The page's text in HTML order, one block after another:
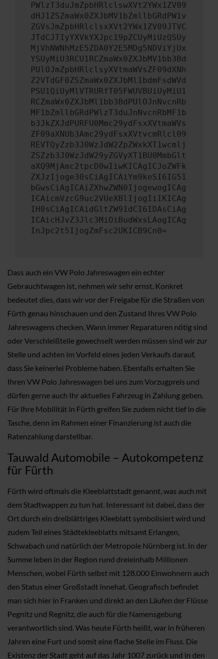
PWlzT3duJmZpbHRlclswXVt2YWx1ZV09
dHJ1ZSZmaWx0ZXJbMV1bZmllbGRdPW1v
ZGVsJmZpbHRlclsxXVt2YWx1ZV09JTVC
JTdCJTIyYXVkYXJpc19pZCUyMiUzQSUy
MjVhNWNhMzE5ZDA0Y2E5MDg5NDViYjUx
YSUyMiU3RCU1RCZmaWx0ZXJbMV1bb3Bd
PUlOJmZpbHRlclsyXVtmaWVsZF09dXNh
Z2VTdGF0ZSZmaWx0ZXJbMl1bdmFsdWVd
PSU1QiUyMlVTRURfT05FWUVBUiUyMiU1
RCZmaWx0ZXJbMl1bb3BdPUlOJnNvcnRb
MF1bZmllbGRdPWlzT3duJnNvcnRbMF1b
b3JkZXJdPURFU0Mmc29ydFsxXVtmaWVs
ZF09aXNUb3Amc29ydFsxXVtvcmRlcl09
REVTQyZzb3J0WzJdW2ZpZWxkXT1wcmlj
ZSZzb3J0WzJdW29yZGVyXT1BU0MmbGlt
aXQ9MjAmc2tpcD0wIiwKICAgICJoZWFk
ZXJzIjoge30sCiAgICAiYm9keSI6IG51
bGwsCiAgICAiZXhwZWN0IjogewogICAg
ICAicmVzcG9uc2VUeXBlIjogIiIKICAg
IH0sCiAgICAidGltZW91dCI6IDAsCiAg
ICAicHJvZ3Jlc3MiOiBudWxsLAogICAg
InJpc2t5IjogZmFsc2UKICB9Cn0=
Dass auch ein VW Polo Jahreswagen ein echter
Gebrauchtwagen ist, nehmen wir sehr ernst. Konkret
bedeutet dies, dass wir vor der Freigabe für die Straßen von
Fürth genau hinschauen und den Zustand Ihres VW Polo
Jahreswagens checken. Wann immer Reparaturen nötig sind
oder Verschleißteile gewechselt werden müssen sind wir zur
Stelle und achten im Vorfeld eines jeden Verkaufs darauf,
dass Sie keinerlei Probleme haben. Ebenfalls erhalten Sie
Ihren VW Polo Jahreswagen bei uns zum Vorzugpreis und
dürfen gerne auch Ihr aktuelles Fahrzeug in Zahlung geben.
Für Ihre Mobilität in Fürth greifen Sie zudem nicht tief in die
Tasche, denn im Rahmen einer Finanzierung ist auch die
Ratenzahlung darstellbar.
Tauwald Automobile – Autokompetenz
für Fürth
Fürth wird oftmals die Kleeblattstadt genannt, was auch mit
dem Stadtwappen zu tun hat. Interessant ist dabei, dass der
Ort durch ein dreiblättriges Kleeblatt symbolisiert wird und
zudem Teil eines Städtekleeblatts mitsamt Erlangen,
Schwabach und natürlich der Metropole Nürnberg ist. In der
Summe leben in der Region rund dreieinhalb Millionen
Menschen, wobei Fürth selbst mit 128.000 Einwohnern auch
den Status einer Großstadt innehat. Geografisch befindet
man sich hier in Franken und direkt an den Läufen der Flüsse
Pegnitz und Regnitz, die auch für die Namensgebung
verantwortlich sind. Was heute Fürth heißt, war in früheren
Jahren eine Furt und somit eine flache Stelle im Fluss. Die
Existenz der Stadt geht auf das Jahr 1007 zurück und in den